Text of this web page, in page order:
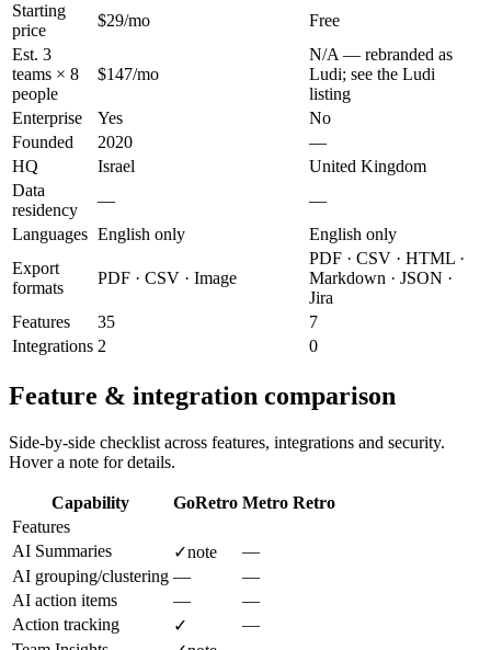
Starting
price
$29/mo
Free
Est. 3
teams × 8
people
$147/mo
N/A — rebranded as
Ludi; see the Ludi
listing
Enterprise
Yes
No
Founded
2020
—
HQ
Israel
United Kingdom
Data
residency
—
—
Languages English only
English only
Export
formats
PDF · CSV · Image
PDF · CSV · HTML ·
Markdown · JSON ·
Jira
Features
35
7
Integrations 2 0
Feature & integration comparison
Side-by-side checklist across features, integrations and security.
Hover a note for details.
Capability GoRetro Metro Retro
Features
AI Summaries
✓note
—
AI grouping/clustering —
—
AI action items
—
—
Action tracking
✓
—